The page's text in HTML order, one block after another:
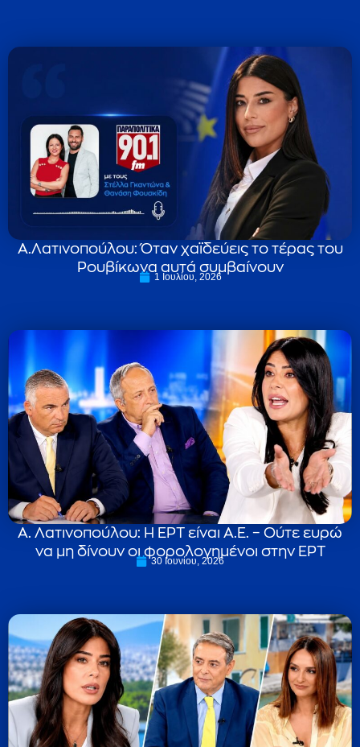
Α.Λατινοπούλου: Όταν χαϊδεύεις το τέρας του
Ρουβίκωνα αυτά συμβαίνουν
1 Ιουλίου, 2026
Α. Λατινοπούλου: Η ΕΡΤ είναι Α.Ε. – Ούτε ευρώ
να μη δίνουν οι φορολογημένοι στην ΕΡΤ
30 Ιουνίου, 2026